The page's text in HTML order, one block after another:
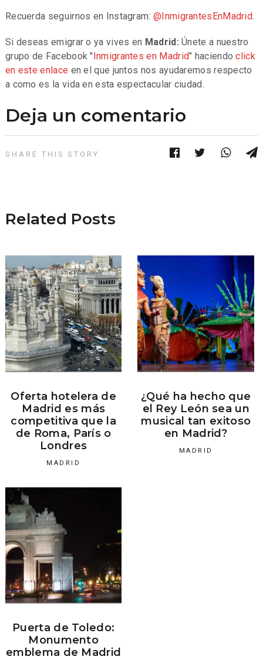
Recuerda seguirnos en Instagram: @InmigrantesEnMadrid.
Si deseas emigrar o ya vives en Madrid:Únete a nuestro
grupo de Facebook " Inmigrantes en Madrid" haciendoclick
en este enlace en el que juntos nos ayudaremos respecto
a como es la vida en esta espectacular ciudad.
Deja un comentario
SHARE THIS STORY
Related Posts
Oferta hotelera de
Madrid es más
competitiva que la
de Roma, París o
Londres
MADRID
¿Qué ha hecho que
el Rey León sea un
musical tan exitoso
en Madrid?
MADRID
Puerta de Toledo:
Monumento
emblema de Madrid